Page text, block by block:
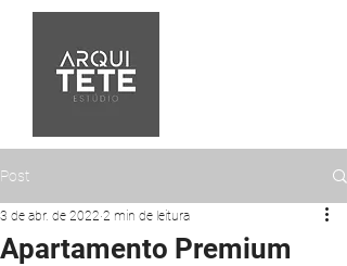
Post
Apartamento Premium
3 de abr. de 2022 2 min de leitura